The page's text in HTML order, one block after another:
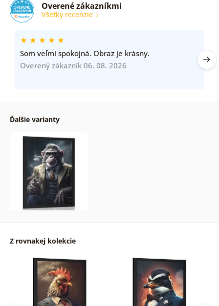
Overené zákazníkmi
Všetky recenzie
Som veľmi spokojná. Obraz je krásny.
Overený zákazník 06. 08. 2026
Ďalšie varianty
Z rovnakej kolekcie